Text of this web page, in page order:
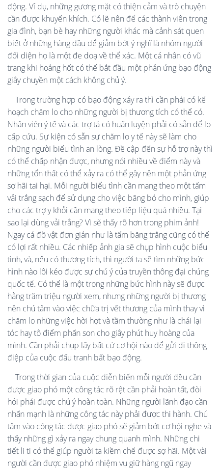
động. Ví dụ, những gương mặt có thiện cảm và trò chuyện
cần được khuyến khích. Có lẽ nên để các thành viên trong
gia đình, bạn bè hay những người khác mà cảnh sát quen
biết ở những hàng đầu để giảm bớt ý nghĩ là nhóm người
đối diện họ là một đe doạ về thể xác. Một cá nhân có vũ
trang khi hoảng hốt có thể bắt đầu một phản ứng bạo động
giây chuyền một cách không chủ ý.
Trong trường hợp có bạo động xảy ra thì cần phải có kế
hoạch chăm lo cho những người bị thương tích có thể có.
Nhân viên ý tế và các trợ tá có huấn luyện phải có sẵn để lo
cấp cứu. Sự kiện có sẵn sự chăm lo y tế này sẽ làm cho
những người biểu tình an lòng. Đề cập đến sự hỗ trợ này thì
có thể chấp nhận được, nhưng nói nhiều về điểm này và
những tổn thất có thể xảy ra có thể gây nên một phản ứng
sợ hãi tai hại. Mỗi người biểu tình cần mang theo một tấm
vải trắng sạch để sử dụng cho việc băng bó cho mình, giúp
cho các trợ y khỏi cần mang theo tiếp liệu quá nhiều. Tại
sao lại dùng vải trắng? Vì sẽ thấy rõ hơn trong phim ảnh!
Ngay cả đồ vật đơn giản như là tấm băng trắng cũng có thể
có lợi rất nhiều. Các nhiếp ảnh gia sẽ chụp hình cuộc biểu
tình, và, nếu có thương tích, thì người ta sẽ tìm những bức
hình nào lôi kéo được sự chú ý của truyền thông đại chúng
quốc tế. Có thể là một trong những bức hình này sẽ được
hằng trăm triệu người xem, nhưng những người bị thương
nên chú tâm vào việc chữa trị vết thương của mình thay vì
chăm lo những việc hời hợt và tầm thường như là chải lại
tóc hay tô điểm phấn son cho giây phút huy hoàng của
mình. Cần phải chụp lấy bất cứ cơ hội nào để gửi đi thông
điệp của cuộc đấu tranh bất bạo động.
Trong thời gian của cuộc diễn biến mỗi người đều cần
được giao phó một công tác rõ rệt cần phải hoàn tất, đòi
hỏi phải được chú ý hoàn toàn. Những người lãnh đạo cần
nhấn mạnh là những công tác này phải được thi hành. Chú
tâm vào công tác được giao phó sẽ giảm bớt cơ hội nghe và
thấy những gì xảy ra ngay chung quanh mình. Những chi
tiết li ti có thể giúp người ta kiềm chế được sợ hãi. Một vài
người cần được giao phó nhiệm vụ giữ hàng ngũ ngay